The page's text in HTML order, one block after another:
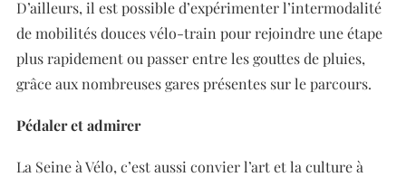
D’ailleurs, il est possible d’expérimenter l’intermodalité
de mobilités douces vélo-train pour rejoindre une étape
plus rapidement ou passer entre les gouttes de pluies,
grâce aux nombreuses gares présentes sur le parcours.
Pédaler et admirer
La Seine à Vélo, c’est aussi convier l’art et la culture à